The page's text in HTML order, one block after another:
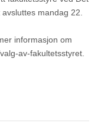
mandag 22.
informasjon om
av-fakultetsstyret.